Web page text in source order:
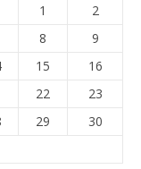
1
2
8
9
15
16
22
23
29
30